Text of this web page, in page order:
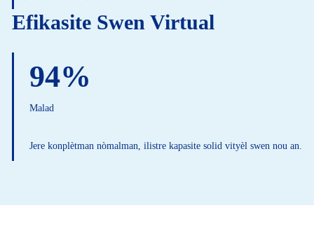
Efikasite Swen Virtual
94%
Malad
Jere konplètman nòmalman, ilistre kapasite solid vityèl swen nou an.